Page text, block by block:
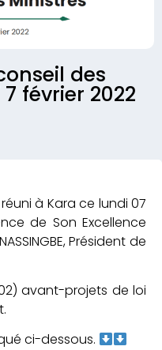
des
février 2022
à Kara ce lundi 07
de Son Excellence
Président de
avant-projets de loi
ci-dessous.